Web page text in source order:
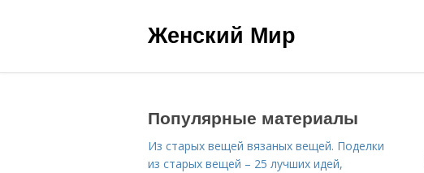
Женский Мир
Популярные материалы
Из старых вещей вязаных вещей. Поделки
из старых вещей – 25 лучших идей,